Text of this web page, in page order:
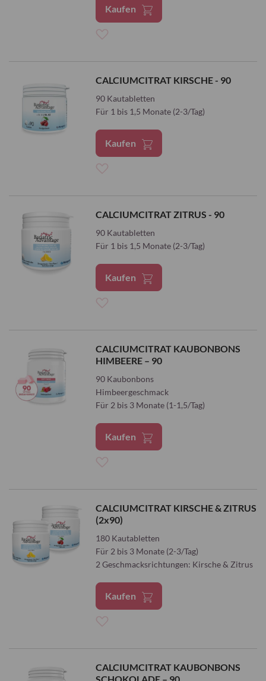
Kaufen
hinzufügen
CALCIUMCITRAT KIRSCHE - 90
90 Kautabletten
Für 1 bis 1,5 Monate (2-3/Tag)
Kaufen
hinzufügen
CALCIUMCITRAT ZITRUS - 90
90 Kautabletten
Für 1 bis 1,5 Monate (2-3/Tag)
Kaufen
hinzufügen
CALCIUMCITRAT KAUBONBONS
HIMBEERE – 90
90 Kaubonbons
Himbeergeschmack
Für 2 bis 3 Monate (1-1,5/Tag)
Kaufen
hinzufügen
CALCIUMCITRAT KIRSCHE & ZITRUS
(2x90)
180 Kautabletten
Für 2 bis 3 Monate (2-3/Tag)
2 Geschmacksrichtungen: Kirsche & Zitrus
Kaufen
CALCIUMCITRAT KAUBONBONS